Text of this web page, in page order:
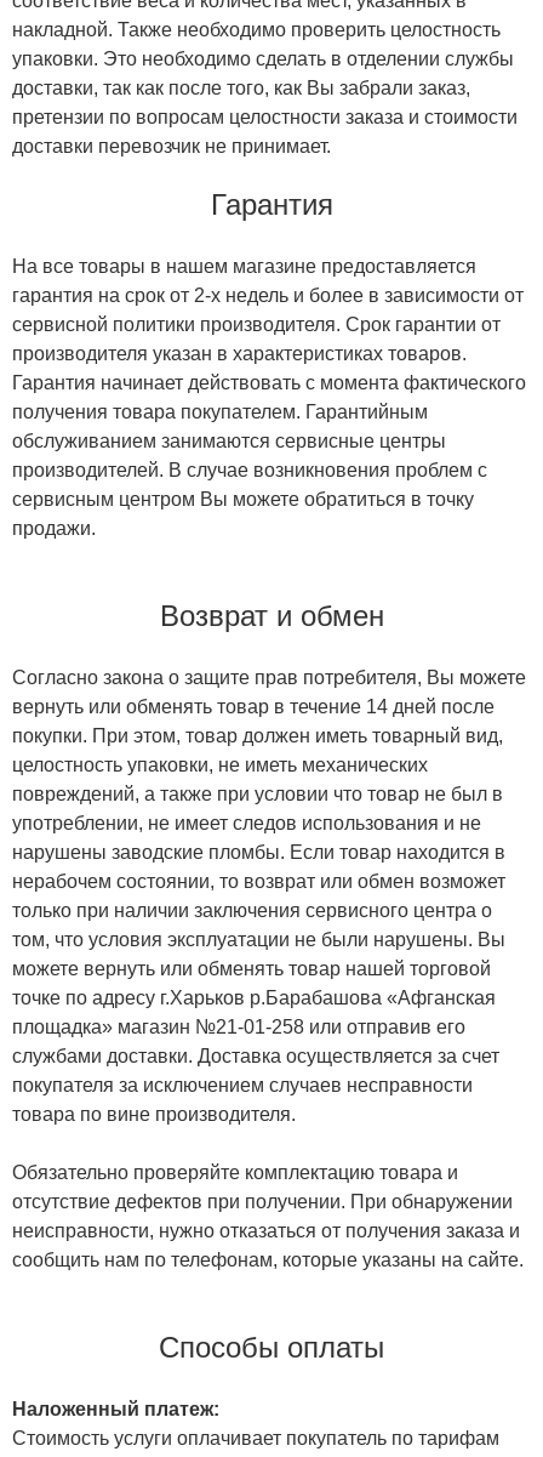
накладной. Также необходимо проверить целостность
упаковки. Это необходимо сделать в отделении службы
доставки, так как после того, как Вы забрали заказ,
претензии по вопросам целостности заказа и стоимости
доставки перевозчик не принимает.
Гарантия
На все товары в нашем магазине предоставляется
гарантия на срок от 2-х недель и более в зависимости от
сервисной политики производителя. Срок гарантии от
производителя указан в характеристиках товаров.
Гарантия начинает действовать с момента фактического
получения товара покупателем. Гарантийным
обслуживанием занимаются сервисные центры
производителей. В случае возникновения проблем с
сервисным центром Вы можете обратиться в точку
продажи.
Возврат и обмен
Согласно закона о защите прав потребителя, Вы можете
вернуть или обменять товар в течение 14 дней после
покупки. При этом, товар должен иметь товарный вид,
целостность упаковки, не иметь механических
повреждений, а также при условии что товар не был в
употреблении, не имеет следов использования и не
нарушены заводские пломбы. Если товар находится в
нерабочем состоянии, то возврат или обмен возможет
только при наличии заключения сервисного центра о
том, что условия эксплуатации не были нарушены. Вы
можете вернуть или обменять товар нашей торговой
точке по адресу г.Харьков р.Барабашова «Афганская
площадка» магазин №21-01-258 или отправив его
службами доставки. Доставка осуществляется за счет
покупателя за исключением случаев несправности
товара по вине производителя.
Обязательно проверяйте комплектацию товара и
отсутствие дефектов при получении. При обнаружении
неисправности, нужно отказаться от получения заказа и
сообщить нам по телефонам, которые указаны на сайте.
Способы оплаты
Наложенный платеж:
Стоимость услуги оплачивает покупатель по тарифам